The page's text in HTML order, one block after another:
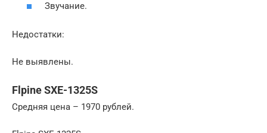
Звучание.
Недостатки:
Не выявлены.
Flpine SXE-1325S
Средняя цена – 1970 рублей.